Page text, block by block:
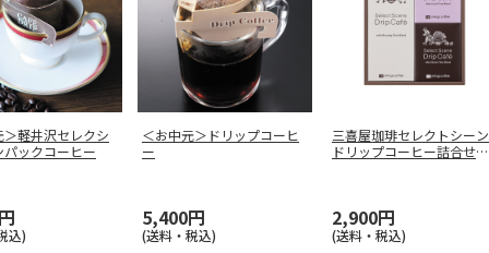
＞軽井沢セレクシ
パックコーヒー
込)
＜お中元＞ドリップコーヒ
ー
5,400円
(送料・税込)
三喜屋珈琲セレクトシーン
ドリップコーヒー詰合せ
2,900円
(送料・税込)